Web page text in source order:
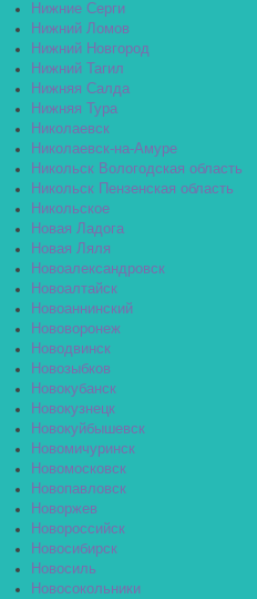
Нижние Серги
Нижний Ломов
Нижний Новгород
Нижний Тагил
Нижняя Салда
Нижняя Тура
Николаевск
Николаевск-на-Амуре
Никольск Вологодская область
Никольск Пензенская область
Никольское
Новая Ладога
Новая Ляля
Новоалександровск
Новоалтайск
Новоаннинский
Нововоронеж
Новодвинск
Новозыбков
Новокубанск
Новокузнецк
Новокуйбышевск
Новомичуринск
Новомосковск
Новопавловск
Новоржев
Новороссийск
Новосибирск
Новосиль
Новосокольники